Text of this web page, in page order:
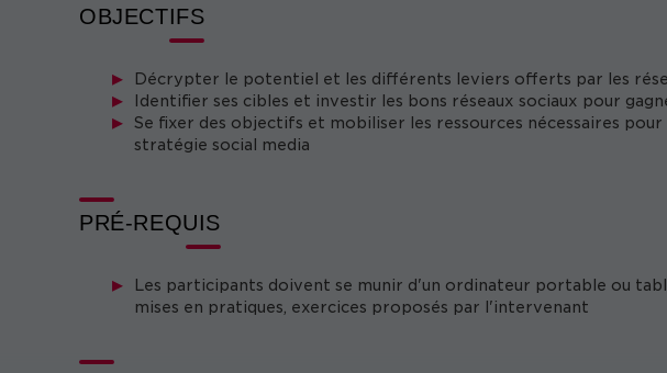
OBJECTIFS
Décrypter le potentiel et les différents leviers offerts par les
Identifier ses cibles et investir les bons réseaux sociaux pour
Se fixer des objectifs et mobiliser les ressources nécessaires
stratégie social media
PRÉ-REQUIS
Les participants doivent se munir d'un ordinateur portable ou
mises en pratiques, exercices proposés par l'intervenant